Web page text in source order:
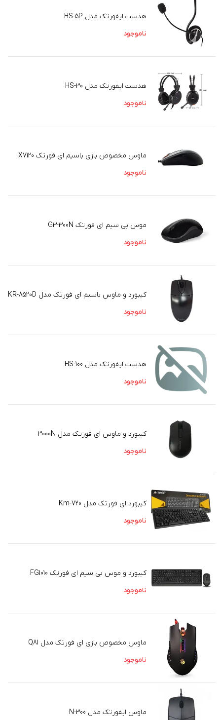
هدست ایفورتک مدل HS-5P
ناموجود
هدست ایفورتک مدل HS-30
ناموجود
ماوس مخصوص بازی باسیم ای فورتک X7120
ناموجود
موس بی سیم ای فورتک G3-300N
ناموجود
کیبورد و ماوس باسیم ای فورتک مدل KR-8520D
ناموجود
هدست ایفورتک مدل HS-100
ناموجود
کیبورد و ماوس ای فورتک مدل 3000N
ناموجود
کیبورد ای فورتک مدل Km-720
ناموجود
کیبورد و موس بی سیم ای فورتک FG1010
ناموجود
ماوس مخصوص بازی ای فورتک مدل Q81
ناموجود
ماوس ایفورتک مدل N-300